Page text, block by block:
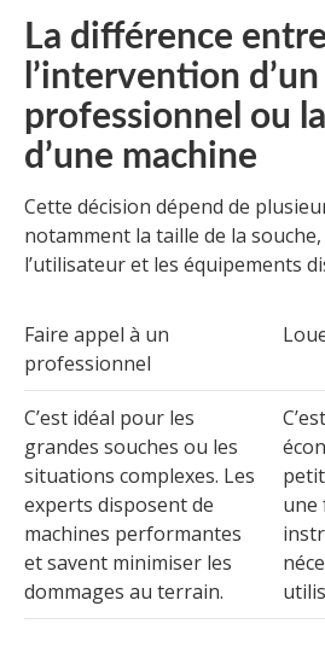
La différence entre
l’intervention d’un
professionnel ou
d’une machine
Cette décision dépend de
notamment la taille de la souche,
l’utilisateur et les équipements
Faire appel à un
professionnel
C’est idéal pour les
grandes souches ou les
situations complexes. Les
experts disposent de
machines performantes
et savent minimiser les
dommages au terrain.
une